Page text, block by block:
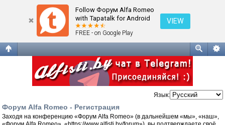
Follow Форум Alfa Romeo
with Tapatalk for Android
FREE - on Google Play
VIEW
Регистрация
Язык:
Форум Alfa Romeo - Регистрация
Заходя на конференцию «Форум Alfa Romeo» (в дальнейшем «мы», «наш»,